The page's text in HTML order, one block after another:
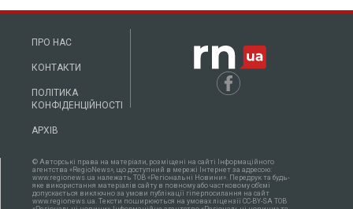
ПРО НАС
КОНТАКТИ
ПОЛІТИКА
КОНФІДЕНЦІЙНОСТІ
АРХІВ
© Авторські права на матеріали, розміщені на сайті Інформаційного
агентства «RegioNews», що доступний в мережі Інтернет за адресою:
www.regionews.ua належать ТОВ «Регіональні Новини». Передрук та будь-
яке використання матеріалів сайту в повному або частковому об'ємі
допускається виключно за умови публікації гіперпосилання на сайт
www.regionews.ua. Тексти поширюються нa умовах ліцензії CC-BY-SA ТОВ